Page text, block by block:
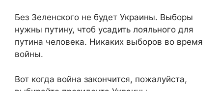
Без Зеленского не будет Украины. Выборы
нужны путину, чтоб усадить лояльного для
путина человека. Никаких выборов во время
войны.
Вот когда война закончится, пожалуйста,